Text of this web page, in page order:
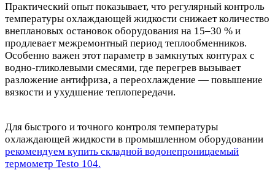
Практический опыт показывает, что регулярный контроль
температуры охлаждающей жидкости снижает количество
внеплановых остановок оборудования на 15–30 % и
продлевает межремонтный период теплообменников.
Особенно важен этот параметр в замкнутых контурах с
водно-гликолевыми смесями, где перегрев вызывает
разложение антифриза, а переохлаждение — повышение
вязкости и ухудшение теплопередачи.
Для быстрого и точного контроля температуры
охлаждающей жидкости в промышленном оборудовании
рекомендуем купить складной водонепроницаемый
термометр Testo 104.